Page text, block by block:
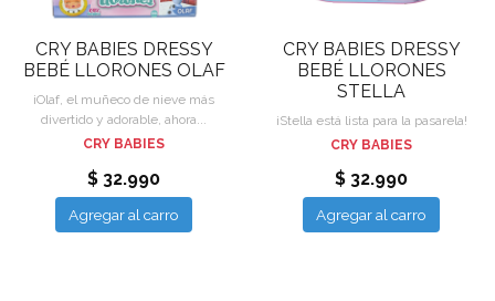
CRY BABIES DRESSY
BEBÉ LLORONES OLAF
¡Olaf, el muñeco de nieve más
divertido y adorable, ahora...
CRY BABIES
$ 32.990
Agregar al carro
CRY BABIES DRESSY
BEBÉ LLORONES
STELLA
¡Stella está lista para la pasarela!
CRY BABIES
$ 32.990
Agregar al carro